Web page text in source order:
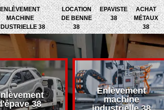
ENLÈVEMENT
MACHINE
38
LOCATION
DE BENNE
38
EPAVISTE
38
ACHAT
MÉTAUX
38
38
Enlèvement
machine